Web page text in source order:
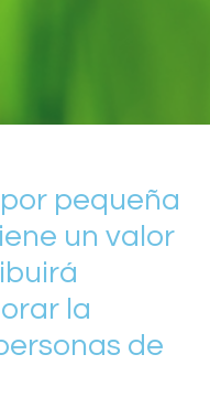
pequeña
un valor
la
de